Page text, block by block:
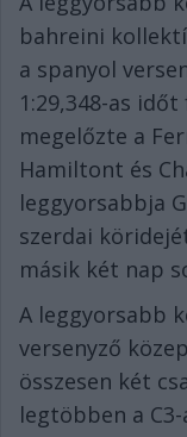
bahreini
a spanyol
1:29,348-as
megelőzte a
Hamiltont és
leggyorsabbja
szerdai
másik két nap
A leggyorsabb
versenyző
összesen két
legtöbben a